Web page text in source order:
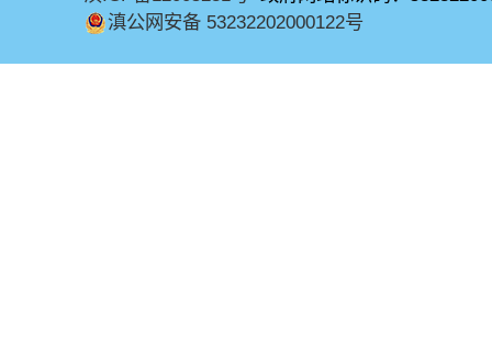
滇公网安备 53232202000122号